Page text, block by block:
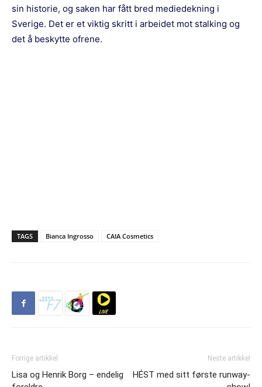
sin historie, og saken har fått bred mediedekning i
Sverige. Det er et viktig skritt i arbeidet mot stalking og
det å beskytte ofrene.
TAGS Bianca Ingrosso CAIA Cosmetics
Forrige artikkel
Lisa og Henrik Borg – endelig
Neste artikkel
HÉST med sitt første runway-